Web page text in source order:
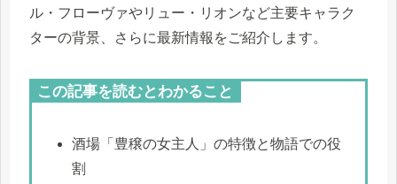
ル・フローヴァやリュー・リオンなど主要キャラク
ターの背景、さらに最新情報をご紹介します。
この記事を読むとわかること
酒場「豊穣の女主人」の特徴と物語での役
割